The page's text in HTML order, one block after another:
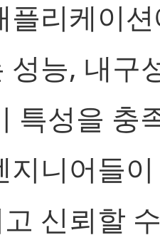
플리케이
성능, 내구
특성을 충
지니어들
신뢰할